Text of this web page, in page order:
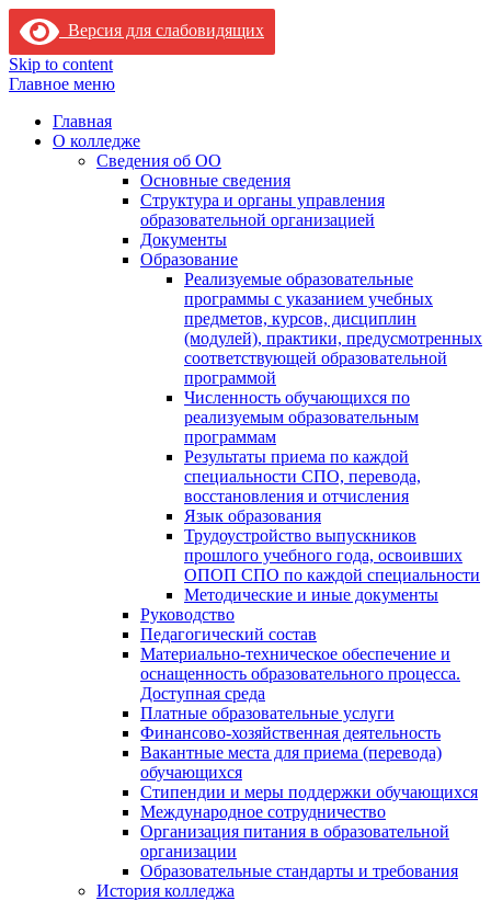
Версия для слабовидящих
Skip to content
Главное меню
Главная
О колледже
Сведения об ОО
Основные сведения
Структура и органы управления
образовательной организацией
Документы
Образование
Реализуемые образовательные
программы с указанием учебных
предметов, курсов, дисциплин
(модулей), практики, предусмотренных
соответствующей образовательной
программой
Численность обучающихся по
реализуемым образовательным
программам
Результаты приема по каждой
специальности СПО, перевода,
восстановления и отчисления
Язык образования
Трудоустройство выпускников
прошлого учебного года, освоивших
ОПОП СПО по каждой специальности
Методические и иные документы
Руководство
Педагогический состав
Материально-техническое обеспечение и
оснащенность образовательного процесса.
Доступная среда
Платные образовательные услуги
Финансово-хозяйственная деятельность
Вакантные места для приема (перевода)
обучающихся
Стипендии и меры поддержки обучающихся
Международное сотрудничество
Организация питания в образовательной
организации
Образовательные стандарты и требования
История колледжа